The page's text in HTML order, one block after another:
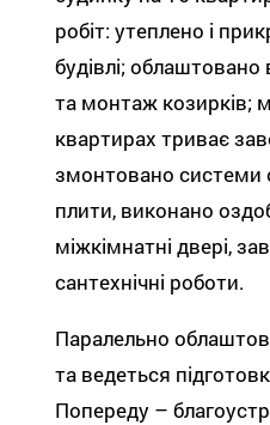
робіт: утеплено і
будівлі;
та монтаж козирків;
квартирах триває
змонтовано системи
плити, виконано
міжкімнатні двері,
сантехнічні роботи.
Паралельно
та ведеться
Попереду –